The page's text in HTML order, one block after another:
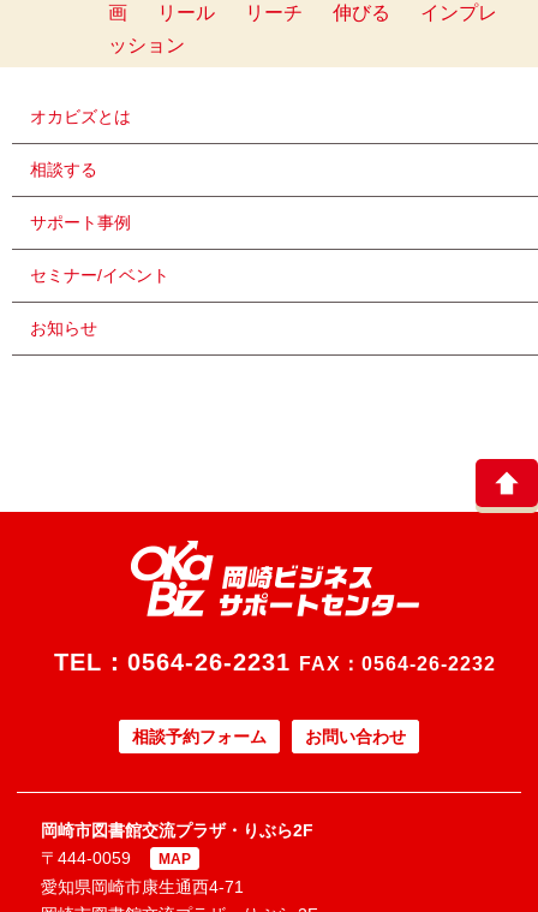
画
リール リーチ 伸びる
インプレ
ッション
オカビズとは
相談する
サポート事例
セミナー/イベント
お知らせ
TEL： 0564-26-2231 FAX：0564-26-2232
相談予約フォーム お問い合わせ
岡崎市図書館交流プラザ・りぶら2F
〒444-0059
MAP
愛知県岡崎市康生通西4-71